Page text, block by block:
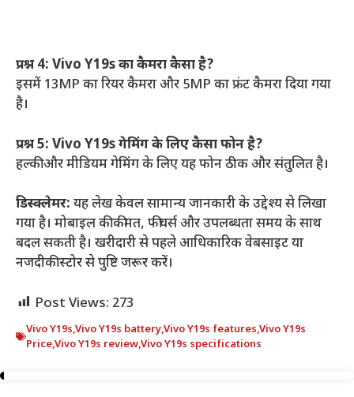
प्रश्न 4: Vivo Y19s का कैमरा कैसा है?
इसमें 13MP का रियर कैमरा और 5MP का फ्रंट कैमरा दिया गया
है।
प्रश्न 5: Vivo Y19s गेमिंग के लिए कैसा फोन है?
हल्की और मीडियम गेमिंग के लिए यह फोन ठीक और संतुलित है।
डिस्क्लेमर: यह लेख केवल सामान्य जानकारी के उद्देश्य से लिखा
गया है। मोबाइल की कीमत, फीचर्स और उपलब्धता समय के साथ
बदल सकती है। खरीदारी से पहले आधिकारिक वेबसाइट या
नजदीकी स्टोर से पुष्टि जरूर करें।
Post Views: 273
Vivo Y19s,Vivo Y19s battery,Vivo Y19s features,Vivo Y19s
Price,Vivo Y19s review,Vivo Y19s specifications